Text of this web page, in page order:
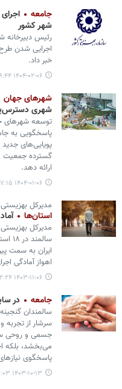
جامعه
شهر کشور
رئیس دبیرخانه
خبر داد.
۱۴۰۴-۰۲-۰۶ ۱۹:۴۴
شهرهای جهان
شهری
توسعه شهرهای
پاسخگویی به
پویایی‌های جدید
گسترده جمعیت
ارائه دهد.
۱۴۰۴-۰۱-۰۶ ۱۷:۱۵
مدیرکل
استان‌ها
مدیرکل
ایران به سمت
اهواز آمادگی
۱۴۰۳-۱۱-۰۶ ۱۲:۲۴
جامعه در
سالمندان
سرشار از تجربه
جسمی و روحی
می‌بخشد، بلکه
پاسخگوی
۱۴۰۳-۱۰-۱۳ ۱۰:۰۳